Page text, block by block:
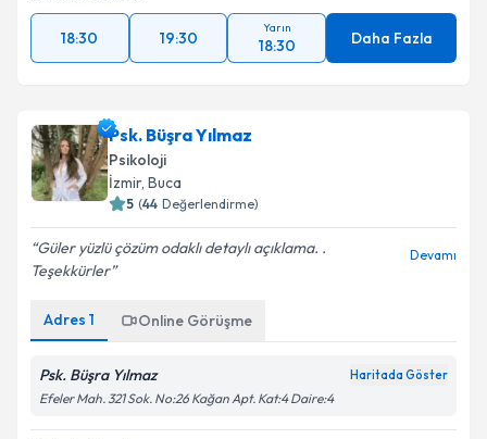
18:30 19:30
Yarın
18:30 Daha Fazla
Psk. Büşra Yılmaz
Psikoloji
İzmir, Buca
5 (44 Değerlendirme)
Güler yüzlü çözüm odaklı detaylı açıklama. .
Teşekkürler
Devamı
Adres 1 Online Görüşme
Psk. Büşra Yılmaz Haritada Göster
Efeler Mah. 321 Sok. No:26 Kağan Apt. Kat:4 Daire:4